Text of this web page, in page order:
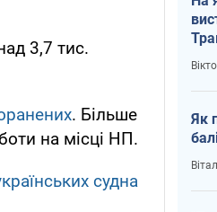
3,7 тис.
. Більше
на місці НП.
судна
Як